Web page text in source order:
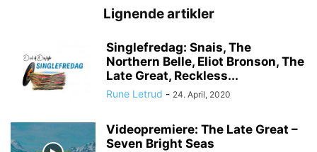
Lignende artikler
Singlefredag: Snais, The
Northern Belle, Eliot Bronson, The
Late Great, Reckless...
Rune Letrud - 24. April, 2020
Videopremiere: The Late Great –
Seven Bright Seas